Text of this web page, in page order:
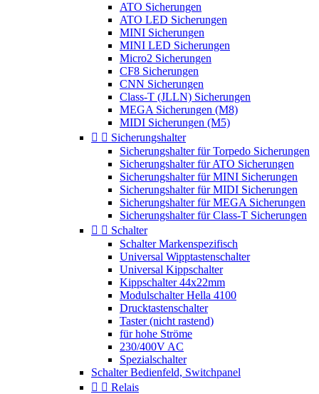
ATO Sicherungen
ATO LED Sicherungen
MINI Sicherungen
MINI LED Sicherungen
Micro2 Sicherungen
CF8 Sicherungen
CNN Sicherungen
Class-T (JLLN) Sicherungen
MEGA Sicherungen (M8)
MIDI Sicherungen (M5)
  Sicherungshalter
Sicherungshalter für Torpedo Sicherungen
Sicherungshalter für ATO Sicherungen
Sicherungshalter für MINI Sicherungen
Sicherungshalter für MIDI Sicherungen
Sicherungshalter für MEGA Sicherungen
Sicherungshalter für Class-T Sicherungen
  Schalter
Schalter Markenspezifisch
Universal Wipptastenschalter
Universal Kippschalter
Kippschalter 44x22mm
Modulschalter Hella 4100
Drucktastenschalter
Taster (nicht rastend)
für hohe Ströme
230/400V AC
Spezialschalter
Schalter Bedienfeld, Switchpanel
  Relais